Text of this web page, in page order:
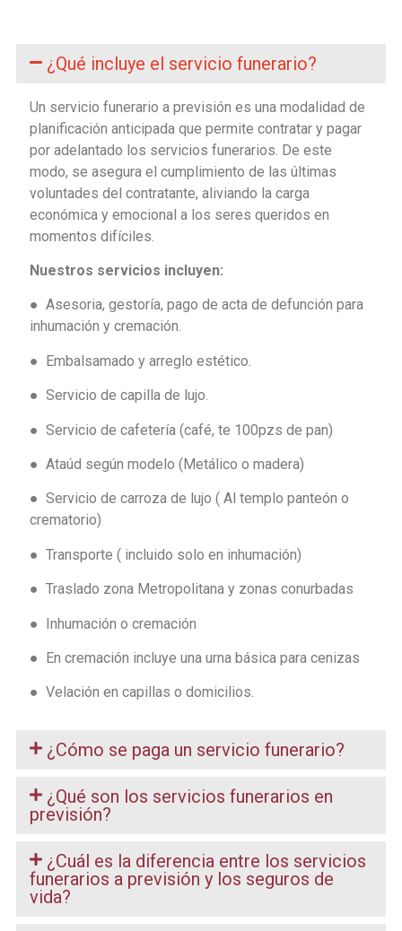
¿Qué incluye el servicio funerario?
Un servicio funerario a previsión es una modalidad de
planificación anticipada que permite contratar y pagar
por adelantado los servicios funerarios. De este
modo, se asegura el cumplimiento de las últimas
voluntades del contratante, aliviando la carga
económica y emocional a los seres queridos en
momentos difíciles.
Nuestros servicios incluyen:
● Asesoria, gestoría, pago de acta de defunción para
inhumación y cremación.
● Embalsamado y arreglo estético.
● Servicio de capilla de lujo.
● Servicio de cafetería (café, te 100pzs de pan)
● Ataúd según modelo (Metálico o madera)
● Servicio de carroza de lujo ( Al templo panteón o
crematorio)
● Transporte ( incluido solo en inhumación)
● Traslado zona Metropolitana y zonas conurbadas
● Inhumación o cremación
● En cremación incluye una urna básica para cenizas
● Velación en capillas o domicilios.
¿Cómo se paga un servicio funerario?
¿Qué son los servicios funerarios en
previsión?
¿Cuál es la diferencia entre los servicios
funerarios a previsión y los seguros de
vida?